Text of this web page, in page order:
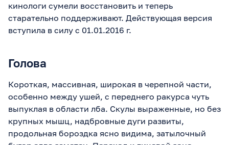
кинологи сумели восстановить и теперь
старательно поддерживают. Действующая версия
вступила в силу с 01.01.2016 г.
Голова
Короткая, массивная, широкая в черепной части,
особенно между ушей, с переднего ракурса чуть
выпуклая в области лба. Скулы выраженные, но без
крупных мышц, надбровные дуги развиты,
продольная бороздка ясно видима, затылочный